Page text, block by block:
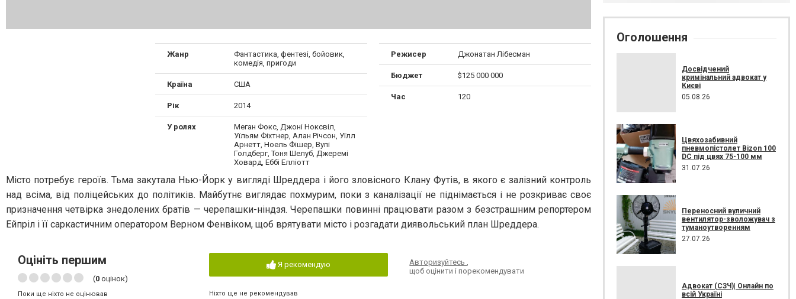
Жанр
Фантастика, фентезі, бойовик,
комедія, пригоди
Країна США
Рік 2014
У ролях
Меган Фокс, Джоні Ноксвіл,
Уїльям Фіхтнер, Алан Річсон, Уїлл
Арнетт, Ноель Фішер, Вупі
Голдберг, Тоня Шелуб, Джеремі
Ховард, Еббі Елліотт
Режисер Джонатан Лібесман
Бюджет $125 000 000
Час 120
Місто потребує героїв. Тьма закутала Нью-Йорк у вигляді Шреддера і його зловісного Клану Футів, в якого є залізний контроль
над всіма, від поліцейських до політиків. Майбутнє виглядає похмурим, поки з каналізації не піднімається і не розкриває своє
призначення четвірка знедолених братів — черепашки-ніндзя. Черепашки повинні працювати разом з безстрашним репортером
Ейпріл і її саркастичним оператором Верном Фенвіком, щоб врятувати місто і розгадати диявольський план Шреддера.
Оцініть першим
(0 оцінок)
Поки ще ніхто не оцінював
Я рекомендую
Ніхто ще не рекомендував
Авторизуйтесь
щоб оцінити і порекомендувати
Оголошення
Досвідчений
кримінальний адвокат у
Києві
05.08.26
Цвяхозабивний
пневмопістолет Bizon 100
DC під цвях 75-100 мм
31.07.26
Переносний вуличний
вентилятор-зволожувач з
туманоутворенням
27.07.26
Адвокат (СЗЧ)| Онлайн по
всій Україні